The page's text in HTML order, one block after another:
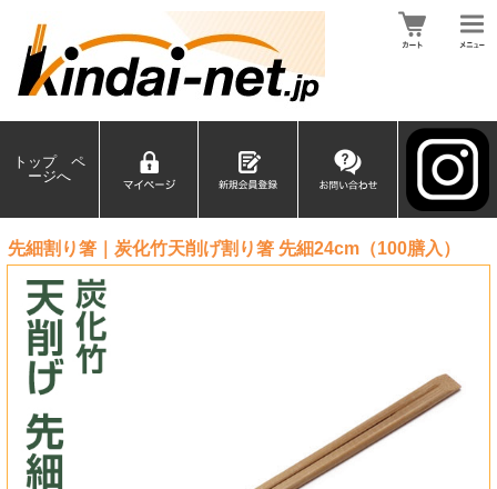
トップ ペ
ージへ
先細割り箸｜炭化竹天削げ割り箸 先細24cm（100膳入）